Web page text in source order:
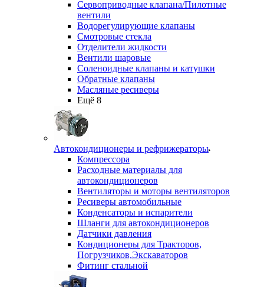
Сервоприводные клапана/Пилотные
вентили
Водорегулирующие клапаны
Смотровые стекла
Отделители жидкости
Вентили шаровые
Соленоидные клапаны и катушки
Обратные клапаны
Масляные ресиверы
Ещё 8
Автокондиционеры и рефрижераторы
Компрессора
Расходные материалы для
автокондиционеров
Вентиляторы и моторы вентиляторов
Ресиверы автомобильные
Конденсаторы и испарители
Шланги для автокондиционеров
Датчики давления
Кондиционеры для Тракторов,
Погрузчиков,Экскаваторов
Фитинг стальной